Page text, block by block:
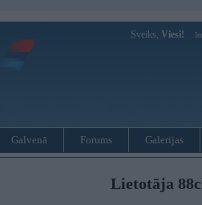
Sveiks, Viesi!
Galvenā Forums Galerijas
Lietotāja